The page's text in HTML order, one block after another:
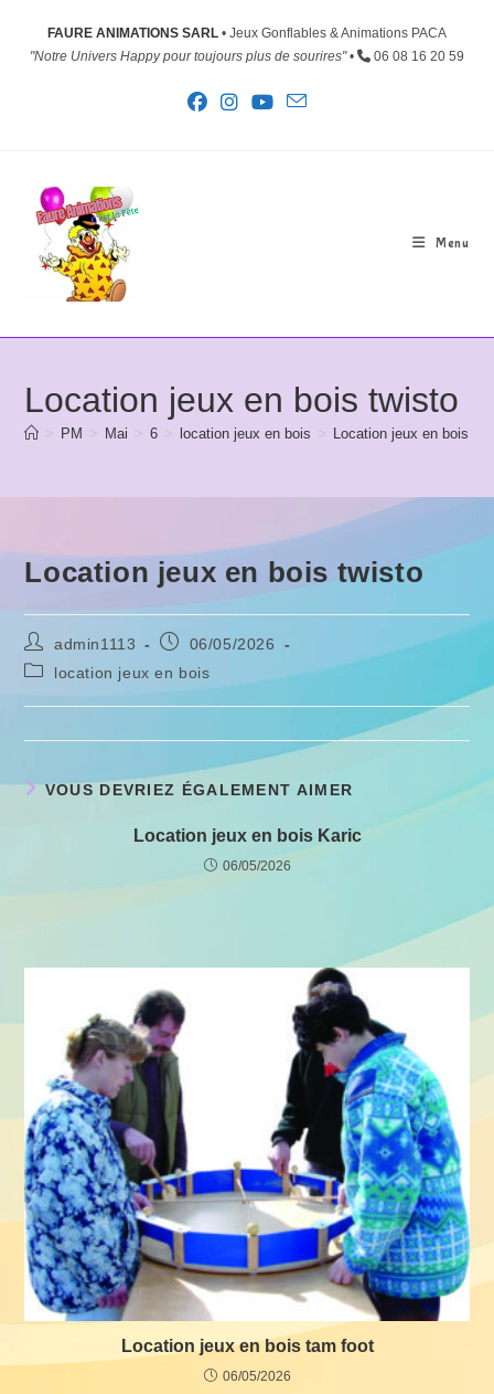
FAURE ANIMATIONS SARL • Jeux Gonflables & Animations PACA
"Notre Univers Happy pour toujours plus de sourires"• 06 08 16 20 59
Menu
Location jeux en bois twisto
> PM > Mai > 6 > location jeux en bois > Location jeux en bois
Location jeux en bois twisto
Auteur/autrice
de
la
publication :
admin1113
Publication
06/05/2026
Postlocation jeux en bois
VOUS DEVRIEZ ÉGALEMENT AIMER
Location jeux en bois Karic
06/05/2026
Location jeux en bois tam foot
06/05/2026